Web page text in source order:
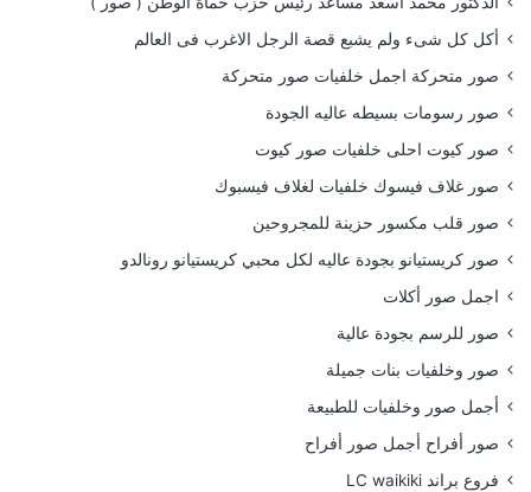
أكل كل شىء ولم يشبع قصة الرجل الاغرب فى العالم
صور متحركة اجمل خلفيات صور متحركة
صور رسومات بسيطه عاليه الجودة
صور كيوت احلى خلفيات صور كيوت
صور غلاف فيسوك خلفيات لغلاف فيسبوك
صور قلب مكسور حزينة للمجروحين
صور كريستيانو بجودة عاليه لكل محبي كريستيانو رونالدو
اجمل صور أكلات
صور للرسم بجودة عالية
صور وخلفيات بنات جميلة
أجمل صور وخلفيات للطبيعة
صور أفراح أجمل صور أفراح
فروع براند LC waikiki